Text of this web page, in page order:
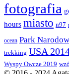
fotografia
hours miasto n97
ocean Park
trekking USA
Wyspy Owcze 2019